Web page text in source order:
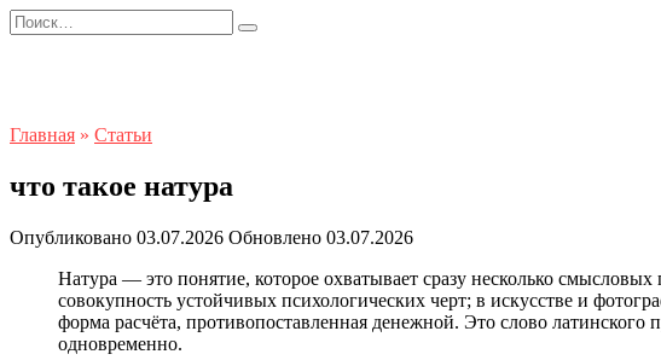
Перейти
к
Search
for:
Главная » Статьи
что такое натура
Опубликовано 03.07.2026 Обновлено 03.07.2026
Натура — это понятие, которое охватывает сразу несколько
совокупность устойчивых психологических черт; в искусстве и
форма расчёта, противопоставленная денежной. Это слово
одновременно.